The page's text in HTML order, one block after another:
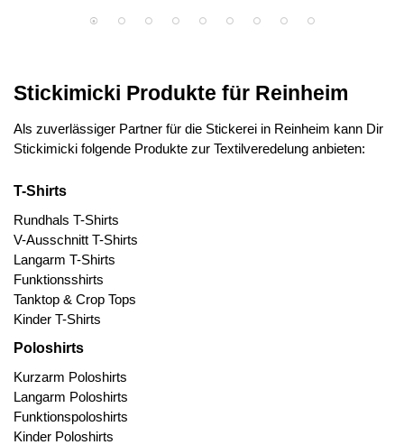
Stickimicki Produkte für Reinheim
Als zuverlässiger Partner für die Stickerei in Reinheim kann Dir
Stickimicki folgende Produkte zur Textilveredelung anbieten:
T-Shirts
Rundhals T-Shirts
V-Ausschnitt T-Shirts
Langarm T-Shirts
Funktionsshirts
Tanktop & Crop Tops
Kinder T-Shirts
Poloshirts
Kurzarm Poloshirts
Langarm Poloshirts
Funktionspoloshirts
Kinder Poloshirts